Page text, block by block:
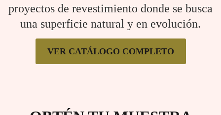
proyectos de revestimiento donde se busca
una superficie natural y en evolución.
VER CATÁLOGO COMPLETO